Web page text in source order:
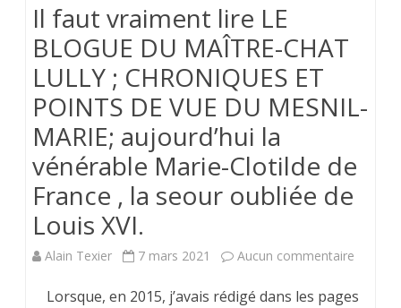
Il faut vraiment lire LE
BLOGUE DU MAÎTRE-CHAT
LULLY ; CHRONIQUES ET
POINTS DE VUE DU MESNIL-
MARIE; aujourd’hui la
vénérable Marie-Clotilde de
France , la seour oubliée de
Louis XVI.
Alain Texier 7 mars 2021 Aucun commentaire
Lorsque, en 2015, j’avais rédigé dans les pages